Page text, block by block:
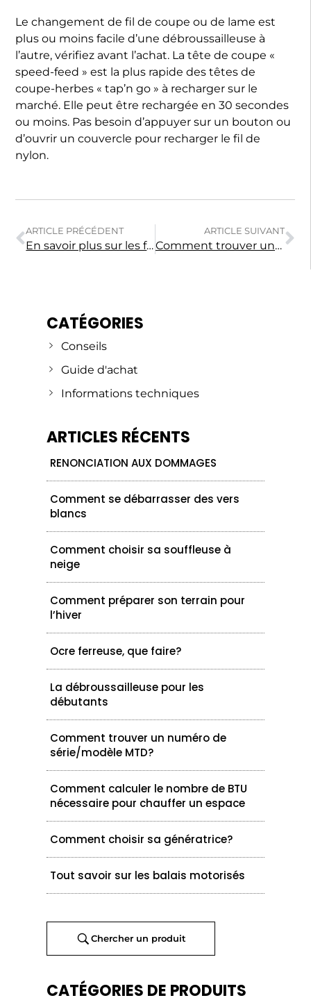
Le changement de fil de coupe ou de lame est
plus ou moins facile d’une débroussailleuse à
l’autre, vérifiez avant l’achat. La tête de coupe «
speed-feed » est la plus rapide des têtes de
coupe-herbes « tap’n go » à recharger sur le
marché. Elle peut être rechargée en 30 secondes
ou moins. Pas besoin d’appuyer sur un bouton ou
d’ouvrir un couvercle pour recharger le fil de
nylon.
ARTICLE PRÉCÉDENT
En savoir plus sur les fendeuses
ARTICLE SUIVANT
Comment trouver un numéro de série/modèle MTD?
CATÉGORIES
Conseils
Guide d'achat
Informations techniques
ARTICLES RÉCENTS
RENONCIATION AUX DOMMAGES
Comment se débarrasser des vers
blancs
Comment choisir sa souffleuse à
neige
Comment préparer son terrain pour
l’hiver
Ocre ferreuse, que faire?
La débroussailleuse pour les
débutants
Comment trouver un numéro de
série/modèle MTD?
Comment calculer le nombre de BTU
nécessaire pour chauffer un espace
Comment choisir sa génératrice?
Tout savoir sur les balais motorisés
Chercher un produit
CATÉGORIES DE PRODUITS